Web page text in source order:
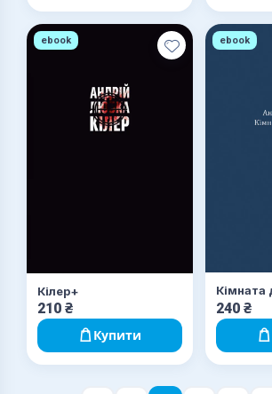
ebook
Кілер+
210 ₴
Купити
ebook
Кімната
240 ₴